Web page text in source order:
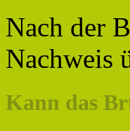
Nach der
Nachweis
Kann das